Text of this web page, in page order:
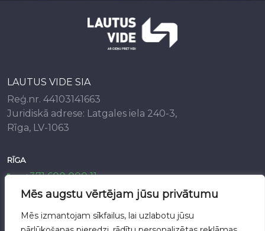
Mēs augstu vērtējam jūsu privātumu
Mēs izmantojam sīkfailus, lai uzlabotu jūsu
LAUTUS VIDE SIA
Reģ.nr. 44103141663
Juridiskā adrese: Latgales iela 240-3,
Rīga, LV-1063
RĪGA
+371 600 000 11
info@lautusvide.lv
ALŪKSNE